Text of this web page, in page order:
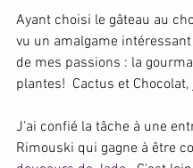
Ayant choisi le gâteau au
vu un amalgame
de mes passions : la
plantes!  Cactus et Chocolat,
J'ai confié la tâche à une
Rimouski qui gagne à être